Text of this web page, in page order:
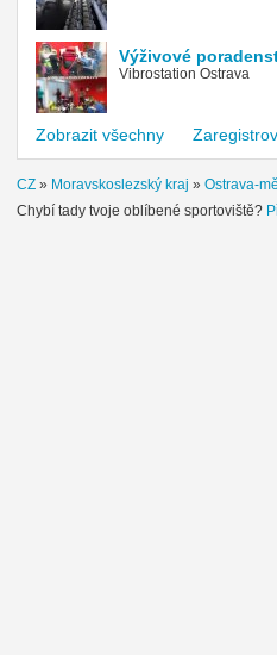
Výživové
Vibrostation Ostrava
Zobrazit všechny
CZ » Moravskoslezský kraj » Ostrava-
Chybí tady tvoje oblíbené sportoviště?